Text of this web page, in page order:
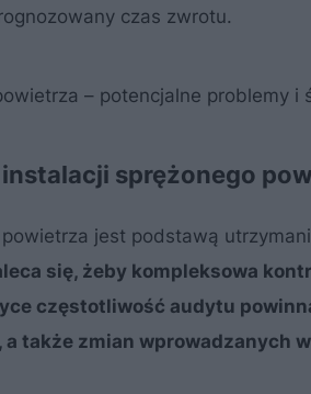
czas zwrotu.
– potencjalne problemy i
sprężonego
jest podstawą
się, żeby kompleksowa
częstotliwość audytu
także zmian wprowadzanych